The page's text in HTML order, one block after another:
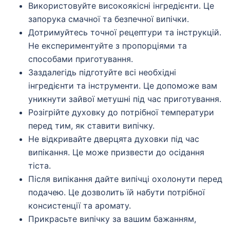
Використовуйте високоякісні інгредієнти. Це
запорука смачної та безпечної випічки.
Дотримуйтесь точної рецептури та інструкцій.
Не експериментуйте з пропорціями та
способами приготування.
Заздалегідь підготуйте всі необхідні
інгредієнти та інструменти. Це допоможе вам
уникнути зайвої метушні під час приготування.
Розігрійте духовку до потрібної температури
перед тим, як ставити випічку.
Не відкривайте дверцята духовки під час
випікання. Це може призвести до осідання
тіста.
Після випікання дайте випічці охолонути перед
подачею. Це дозволить їй набути потрібної
консистенції та аромату.
Прикрасьте випічку за вашим бажанням,